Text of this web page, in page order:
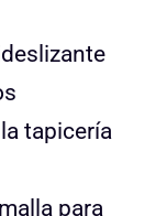
tapicería
para